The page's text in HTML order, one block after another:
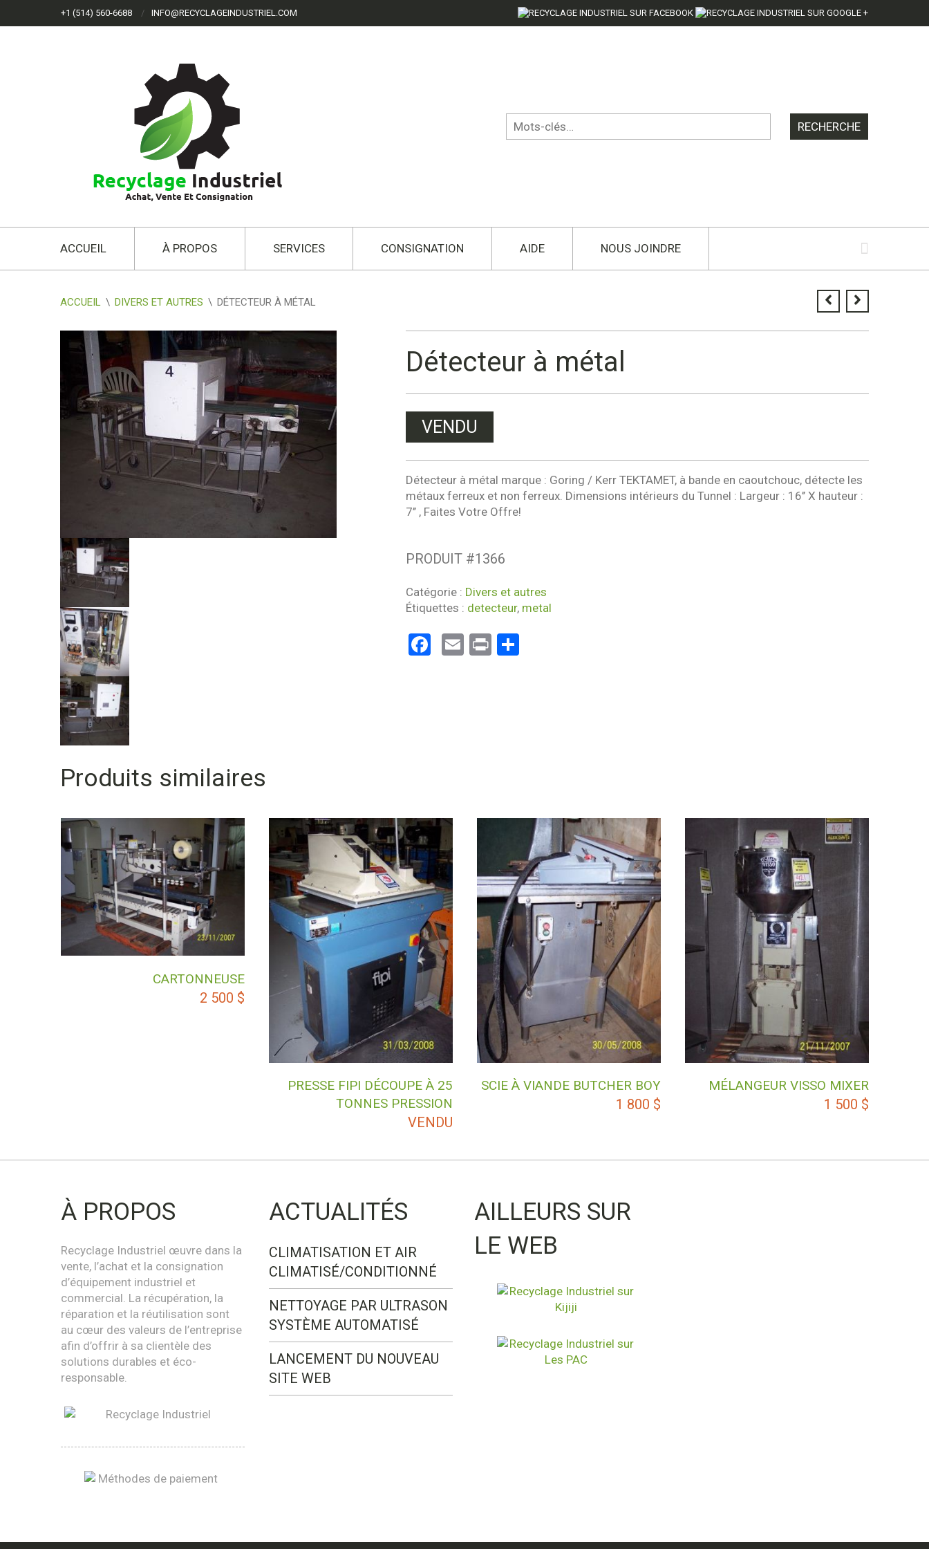
+1 (514) 560-6688 INFO@RECYCLAGEINDUSTRIEL.COM
ACCUEIL À PROPOS SERVICES CONSIGNATION AIDE NOUS JOINDRE
ACCUEIL \ DIVERS ET AUTRES \ DÉTECTEUR À MÉTAL
Détecteur à métal
VENDU
Détecteur à métal marque : Goring / Kerr TEKTAMET, à bande en caoutchouc, détecte les
métaux ferreux et non ferreux. Dimensions intérieurs du Tunnel : Largeur : 16’’ X hauteur :
7’’ , Faites Votre Offre!
PRODUIT #1366
Catégorie : Divers et autres
Étiquettes : detecteur, metal
Facebook
Email
PrintPartager
Produits similaires
CARTONNEUSE
2 500 $
PRESSE FIPI DÉCOUPE À 25
TONNES PRESSION
VENDU
SCIE À VIANDE BUTCHER BOY
1 800 $
MÉLANGEUR VISSO MIXER
1 500 $
À PROPOS
Recyclage Industriel œuvre dans la
vente, l’achat et la consignation
d’équipement industriel et
commercial. La récupération, la
réparation et la réutilisation sont
au cœur des valeurs de l’entreprise
afin d’offrir à sa clientèle des
solutions durables et éco-
responsable.
ACTUALITÉS
CLIMATISATION ET AIR
CLIMATISÉ/CONDITIONNÉ
NETTOYAGE PAR ULTRASON
SYSTÈME AUTOMATISÉ
LANCEMENT DU NOUVEAU
SITE WEB
AILLEURS SUR
LE WEB